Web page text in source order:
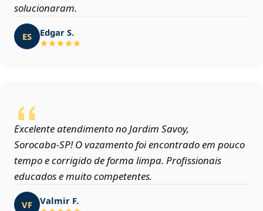
solucionaram.
ES Edgar S.
Excelente atendimento no Jardim Savoy,
Sorocaba‑SP! O vazamento foi encontrado em pouco
tempo e corrigido de forma limpa. Profissionais
educados e muito competentes.
VF Valmir F.